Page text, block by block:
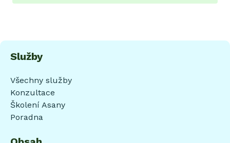
Služby
Všechny služby
Konzultace
Školení Asany
Poradna